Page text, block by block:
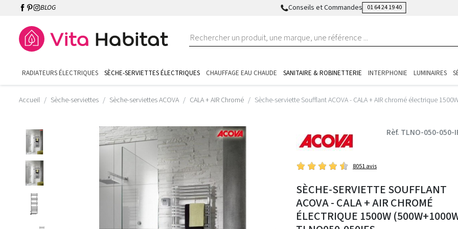
BLOG Conseils et Commandes 01 64 24 19 40
RADIATEURS ÉLECTRIQUES SÈCHE-SERVIETTES ÉLECTRIQUES CHAUFFAGE EAU CHAUDE SANITAIRE & ROBINETTERIE INTERPHONIE LUMINAIRES
Accueil Sèche-serviettes Sèche-serviettes ACOVA CALA + AIR Chromé Sèche-serviette Soufflant ACOVA - CALA + AIR chromé électrique
Rèf. TLNO-050-050-
8051 avis
SÈCHE-SERVIETTE SOUFFLANT
ACOVA - CALA + AIR CHROMÉ
ÉLECTRIQUE 1500W